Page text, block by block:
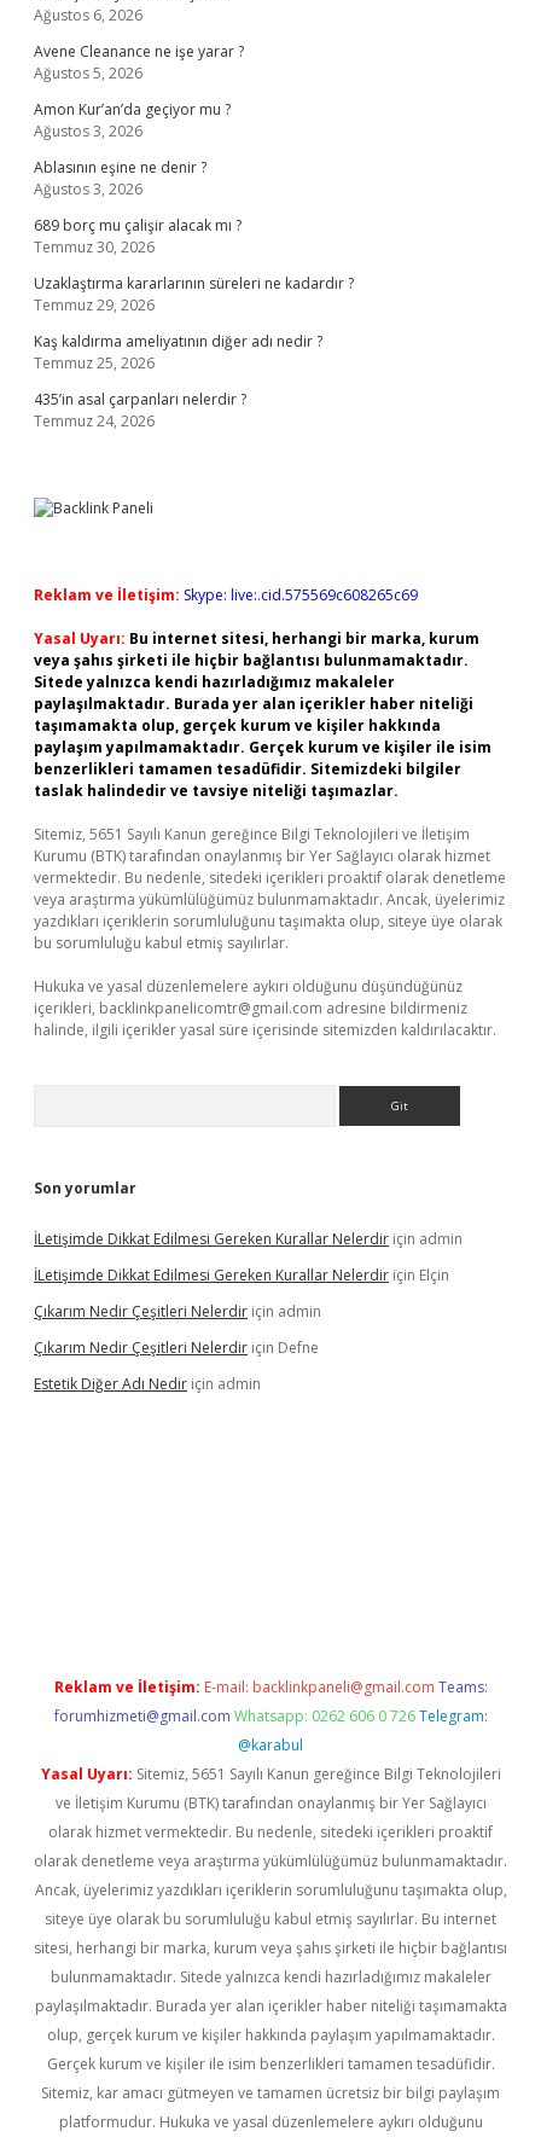
Ağustos 6, 2026
Avene Cleanance ne işe yarar ?
Ağustos 5, 2026
Amon Kur’an’da geçiyor mu ?
Ağustos 3, 2026
Ablasının eşine ne denir ?
Ağustos 3, 2026
689 borç mu çalişir alacak mı ?
Temmuz 30, 2026
Uzaklaştırma kararlarının süreleri ne kadardır ?
Temmuz 29, 2026
Kaş kaldırma ameliyatının diğer adı nedir ?
Temmuz 25, 2026
435’in asal çarpanları nelerdir ?
Temmuz 24, 2026
Reklam ve İletişim: Skype: live:.cid.575569c608265c69
Yasal Uyarı: Bu internet sitesi, herhangi bir marka, kurum
veya şahıs şirketi ile hiçbir bağlantısı bulunmamaktadır.
Sitede yalnızca kendi hazırladığımız makaleler
paylaşılmaktadır. Burada yer alan içerikler haber niteliği
taşımamakta olup, gerçek kurum ve kişiler hakkında
paylaşım yapılmamaktadır. Gerçek kurum ve kişiler ile isim
benzerlikleri tamamen tesadüfidir. Sitemizdeki bilgiler
taslak halindedir ve tavsiye niteliği taşımazlar.
Sitemiz, 5651 Sayılı Kanun gereğince Bilgi Teknolojileri ve İletişim
Kurumu (BTK) tarafından onaylanmış bir Yer Sağlayıcı olarak hizmet
vermektedir. Bu nedenle, sitedeki içerikleri proaktif olarak denetleme
veya araştırma yükümlülüğümüz bulunmamaktadır. Ancak, üyelerimiz
yazdıkları içeriklerin sorumluluğunu taşımakta olup, siteye üye olarak
bu sorumluluğu kabul etmiş sayılırlar.
Hukuka ve yasal düzenlemelere aykırı olduğunu düşündüğünüz
içerikleri, backlinkpanelicomtr@gmail.com adresine bildirmeniz
halinde, ilgili içerikler yasal süre içerisinde sitemizden kaldırılacaktır.
Son yorumlar
İLetişimde Dikkat Edilmesi Gereken Kurallar Nelerdir için admin
İLetişimde Dikkat Edilmesi Gereken Kurallar Nelerdir için Elçin
Çıkarım Nedir Çeşitleri Nelerdir için admin
Çıkarım Nedir Çeşitleri Nelerdir için Defne
Estetik Diğer Adı Nedir için admin
Reklam ve İletişim: E-mail: backlinkpaneli@gmail.com Teams:
forumhizmeti@gmail.com Whatsapp: 0262 606 0 726 Telegram:
@karabul
Yasal Uyarı: Sitemiz, 5651 Sayılı Kanun gereğince Bilgi Teknolojileri
ve İletişim Kurumu (BTK) tarafından onaylanmış bir Yer Sağlayıcı
olarak hizmet vermektedir. Bu nedenle, sitedeki içerikleri proaktif
olarak denetleme veya araştırma yükümlülüğümüz bulunmamaktadır.
Ancak, üyelerimiz yazdıkları içeriklerin sorumluluğunu taşımakta olup,
siteye üye olarak bu sorumluluğu kabul etmiş sayılırlar. Bu internet
sitesi, herhangi bir marka, kurum veya şahıs şirketi ile hiçbir bağlantısı
bulunmamaktadır. Sitede yalnızca kendi hazırladığımız makaleler
paylaşılmaktadır. Burada yer alan içerikler haber niteliği taşımamakta
olup, gerçek kurum ve kişiler hakkında paylaşım yapılmamaktadır.
Gerçek kurum ve kişiler ile isim benzerlikleri tamamen tesadüfidir.
Sitemiz, kar amacı gütmeyen ve tamamen ücretsiz bir bilgi paylaşım
platformudur. Hukuka ve yasal düzenlemelere aykırı olduğunu